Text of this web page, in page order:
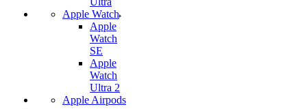
Apple Watch
Apple
Watch
SE
Apple
Watch
Ultra 2
Apple Airpods